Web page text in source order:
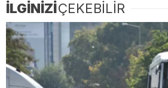
İLGİNİZİÇEKEBİLİR